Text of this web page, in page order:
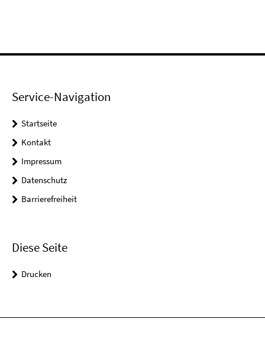
Service-Navigation
Startseite
Kontakt
Impressum
Datenschutz
Barrierefreiheit
Diese Seite
Drucken